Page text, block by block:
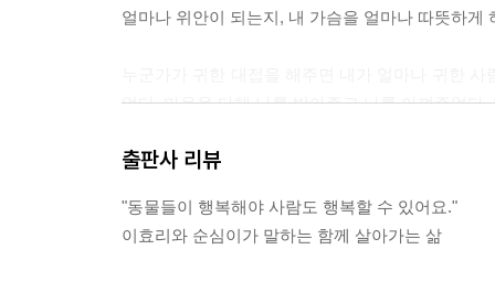
얼마나 위안이 되는지, 내 가슴을 얼마나 따뜻하게
었다. 마음을 다해 나를 받아주고 나를 아껴주었
라. --- 너는 참 좋은 사람이야 중에서
오직 신만이 아는 일. 정말 신이 있다면 신이 나
고, 풍요 속에서 중요한 걸 잊고 사는 걸 보고 좀
출판사 리뷰
"동물들이 행복해야 사람도 행복할 수 있어요."
이효리와 순심이가 말하는 함께 살아가는 삶